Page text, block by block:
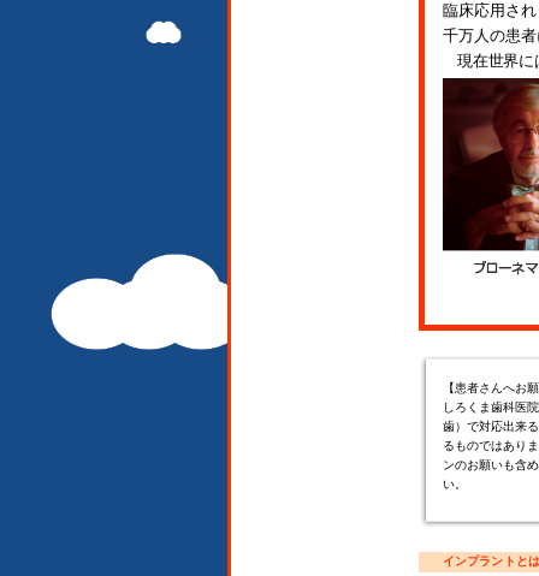
臨床応用さ
千万人の患
現在世界に
【患者さんへお
しろくま歯科医
歯）で対応出来
るものではあり
ンのお願いも含
い。
インプラントと